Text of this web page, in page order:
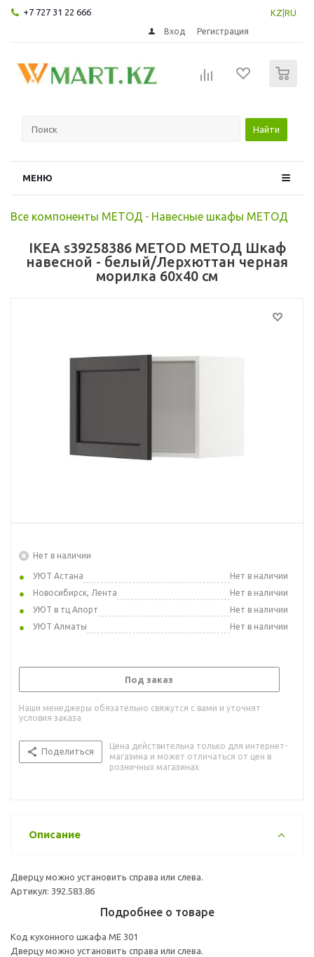
+7 727 31 22 666 KZ RU
Вход Регистрация
Найти
МЕНЮ
Все компоненты МЕТОД - Навесные шкафы МЕТОД
IKEA s39258386 METOD МЕТОД Шкаф
навесной - белый/Лерхюттан черная
морилка 60x40 см
Нет в наличии
УЮТ Астана
Нет в наличии
Новосибирск, Лента
Нет в наличии
УЮТ в тц Апорт
Нет в наличии
УЮТ Алматы
Нет в наличии
Под заказ
Наши менеджеры обязательно свяжутся с вами и уточнят
условия заказа
Поделиться
Цена действительна только для интернет-
магазина и может отличаться от цен в
розничных магазинах
Описание
Дверцу можно установить справа или слева.
Артикул: 392.583.86
Подробнее о товаре
Код кухонного шкафа ME 301
Дверцу можно установить справа или слева.